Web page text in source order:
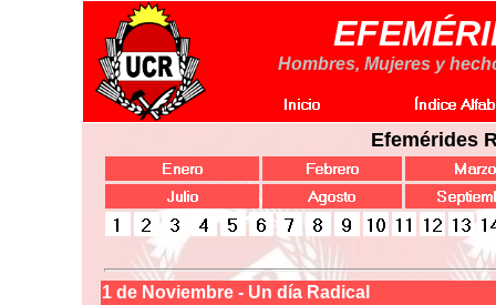
Hombres, Mujeres y
Efemérides
1 de Noviembre - Un día Radical